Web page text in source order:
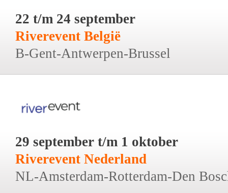
22 t/m 24 september
Riverevent België
B-Gent-Antwerpen-Brussel
29 september t/m 1 oktober
Riverevent Nederland
NL-Amsterdam-Rotterdam-Den